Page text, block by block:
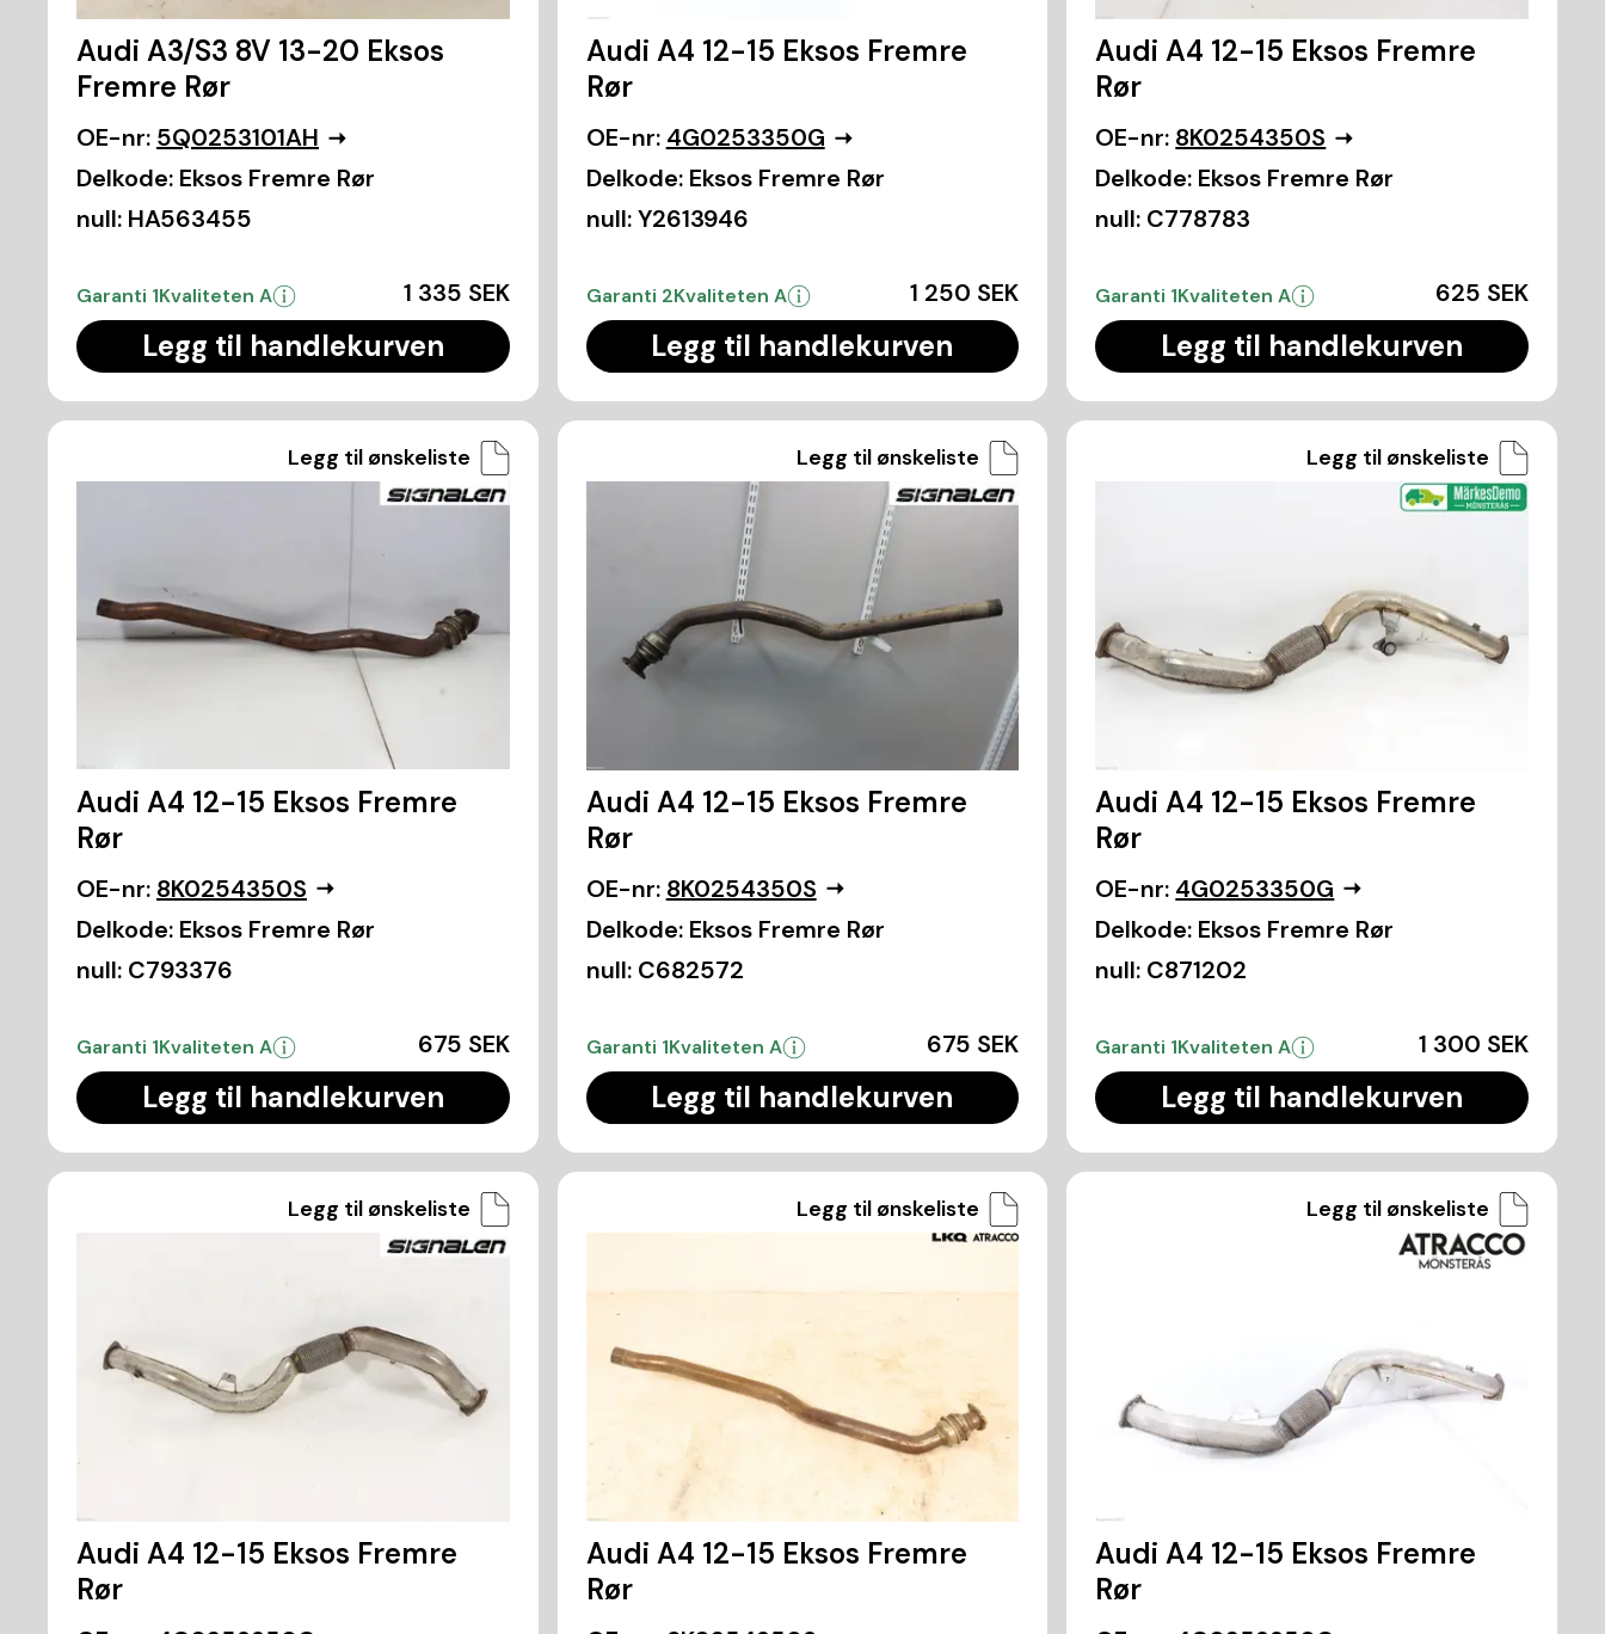
Audi A3/S3 8V 13-20 Eksos
Fremre Rør
OE-nr: 5Q0253101AH
Delkode: Eksos Fremre Rør
null: HA563455
Garanti 1Kvaliteten A 1 335 SEK
Legg til handlekurven
Audi A4 12-15 Eksos Fremre
Rør
OE-nr: 4G0253350G
Delkode: Eksos Fremre Rør
null: Y2613946
Garanti 2Kvaliteten A 1 250 SEK
Legg til handlekurven
Audi A4 12-15 Eksos Fremre
Rør
OE-nr: 8K0254350S
Delkode: Eksos Fremre Rør
null: C778783
Garanti 1Kvaliteten A 625 SEK
Legg til handlekurven
Legg til ønskeliste
Audi A4 12-15 Eksos Fremre
Rør
OE-nr: 8K0254350S
Delkode: Eksos Fremre Rør
null: C793376
Garanti 1Kvaliteten A 675 SEK
Legg til handlekurven
Legg til ønskeliste
Audi A4 12-15 Eksos Fremre
Rør
OE-nr: 8K0254350S
Delkode: Eksos Fremre Rør
null: C682572
Garanti 1Kvaliteten A 675 SEK
Legg til handlekurven
Legg til ønskeliste
Audi A4 12-15 Eksos Fremre
Rør
OE-nr: 4G0253350G
Delkode: Eksos Fremre Rør
null: C871202
Garanti 1Kvaliteten A 1 300 SEK
Legg til handlekurven
Legg til ønskeliste
Audi A4 12-15 Eksos Fremre
Rør
Legg til ønskeliste
Audi A4 12-15 Eksos Fremre
Rør
Legg til ønskeliste
Audi A4 12-15 Eksos Fremre
Rør